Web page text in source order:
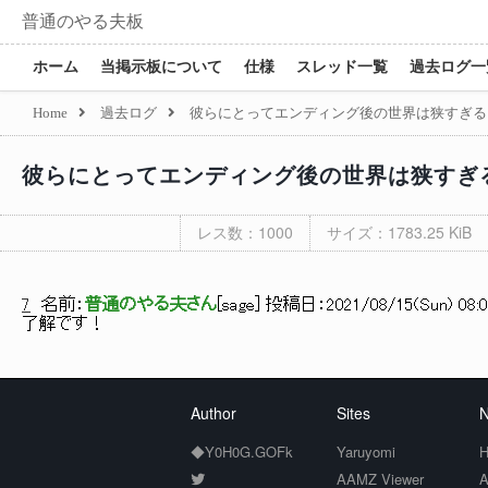
普通のやる夫板
ホーム 当掲示板について 仕様 スレッド一覧 過去ログ
Home 過去ログ 彼らにとってエンディング後の世界は狭すぎ
彼らにとってエンディング後の世界は狭すぎ
レス数：1000 サイズ：1783.25 KiB
7 名前： 普通のやる夫さん sage ] 投稿日： 2021/08/15(Sun)
了解です！
Author
◆Y0H0G.GOFk
Sites
Yaruyomi
AAMZ Viewer